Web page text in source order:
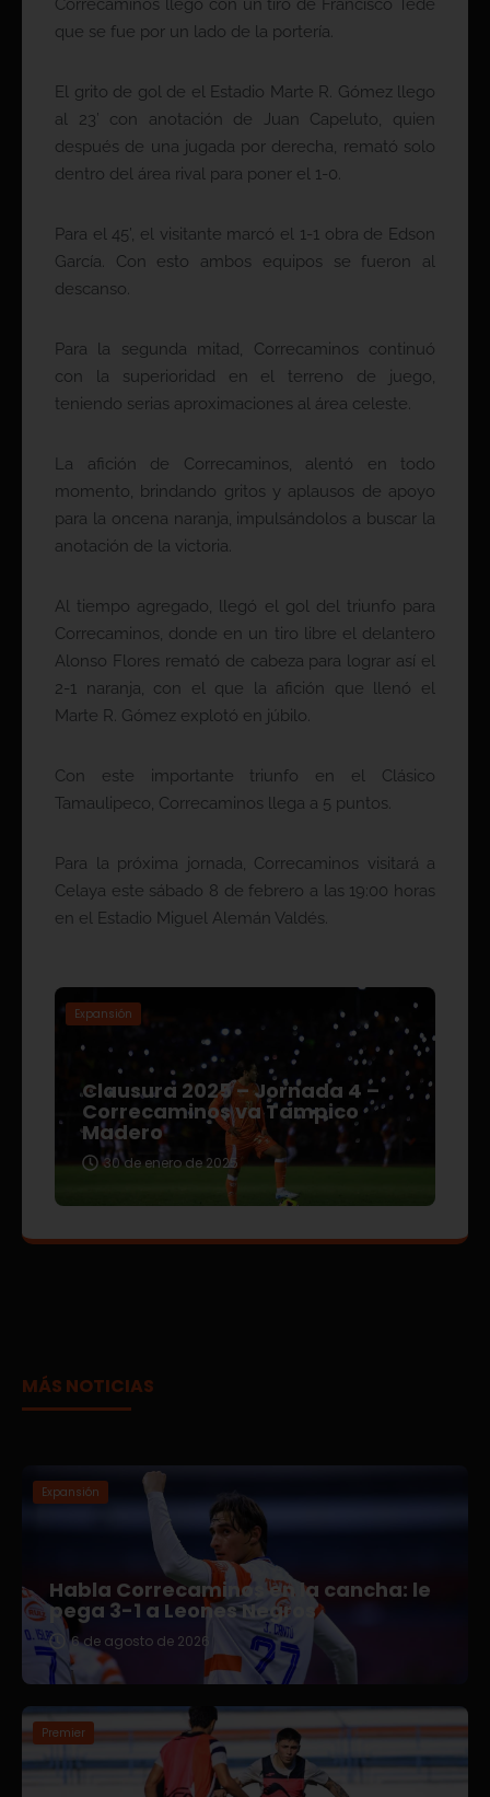
Correcaminos llegó con un tiro de Francisco Tede
que se fue por un lado de la portería.
El grito de gol de el Estadio Marte R. Gómez llego
al 23’ con anotación de Juan Capeluto, quien
después de una jugada por derecha, remató solo
dentro del área rival para poner el 1-0.
Para el 45’, el visitante marcó el 1-1 obra de Edson
García. Con esto ambos equipos se fueron al
descanso.
Para la segunda mitad, Correcaminos continuó
con la superioridad en el terreno de juego,
teniendo serias aproximaciones al área celeste.
La afición de Correcaminos, alentó en todo
momento, brindando gritos y aplausos de apoyo
para la oncena naranja, impulsándolos a buscar la
anotación de la victoria.
Al tiempo agregado, llegó el gol del triunfo para
Correcaminos, donde en un tiro libre el delantero
Alonso Flores remató de cabeza para lograr así el
2-1 naranja, con el que la afición que llenó el
Marte R. Gómez explotó en júbilo.
Con este importante triunfo en el Clásico
Tamaulipeco, Correcaminos llega a 5 puntos.
Para la próxima jornada, Correcaminos visitará a
Celaya este sábado 8 de febrero a las 19:00 horas
en el Estadio Miguel Alemán Valdés.
Expansión
Clausura 2025 – Jornada 4 –
Correcaminos va Tampico
Madero
30 de enero de 2025
MÁS NOTICIAS
Expansión
Habla Correcaminos en la cancha: le
pega 3-1 a Leones Negros
6 de agosto de 2026
Premier